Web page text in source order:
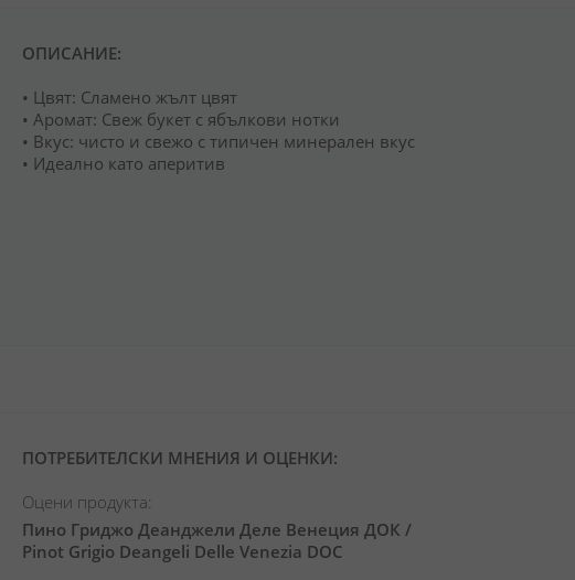
ОПИСАНИЕ:
• Цвят: Сламено жълт цвят
• Аромат: Свеж букет с ябълкови нотки
• Вкус: чисто и свежо с типичен минерален вкус
• Идеално като аперитив
ПОТРЕБИТЕЛСКИ МНЕНИЯ И ОЦЕНКИ:
Оцени продукта:
Пино Гриджо Деанджели Деле Венеция ДОК /
Pinot Grigio Deangeli Delle Venezia DOC